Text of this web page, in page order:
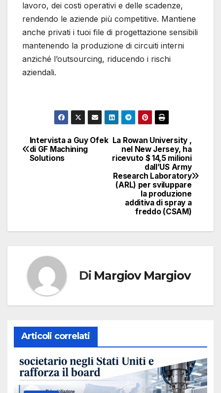
lavoro, dei costi operativi e delle scadenze,
rendendo le aziende più competitive. Mantiene
anche privati ​​i tuoi file di progettazione sensibili
mantenendo la produzione di circuiti interni
anziché l’outsourcing, riducendo i rischi
aziendali.
Navigazione
articoli
La Rowan University ,
nel New Jersey, ha
ricevuto $ 14,5 milioni
dall’US Army
Research Laboratory
(ARL) per sviluppare
la produzione
additiva di spray a
freddo (CSAM)
Intervista a Guy Ofek
di GF Machining
Solutions
Di Margiov Margiov
Articoli correlati